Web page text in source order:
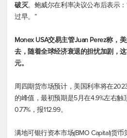
破灭。鲍威尔在利率决议公布后表示
过早。”
Monex USA交易主管Juan Perez称，
去，随着全球经济衰退的担忧加剧，
元。
周四期货市场预计，美国利率将在
的峰值，最初预期是5月在4.9%左右触
0.77%，报112.99。
满地可银行资本市场(BMO Capital)货